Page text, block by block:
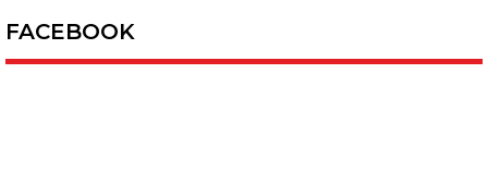
FACEBOOK